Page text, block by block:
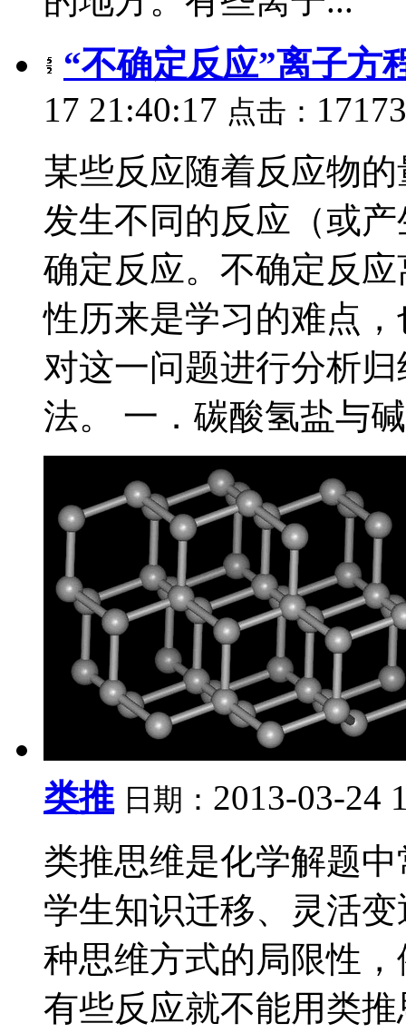
“不确定反应”离子方
17 21:40:17 点击：
某些反应随着反应物
发生不同的反应（或
确定反应。不确定反
性历来是学习的难点
对这一问题进行分析
法。 一．碳酸氢盐与
类推 日期： 2013-03-24
类推思维是化学解题
学生知识迁移、灵活
种思维方式的局限性
有些反应就不能用类